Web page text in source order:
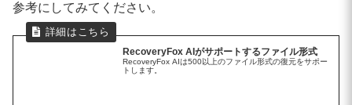
参考にしてみてください。
RecoveryFox AIがサポートするファイル形式
RecoveryFox AIは500以上のファイル形式の復元をサポー
トします。